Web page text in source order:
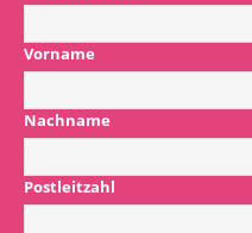
Vorname
Nachname
Postleitzahl